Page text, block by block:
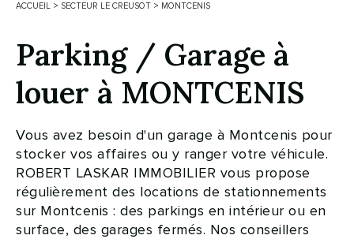
ACCUEIL > SECTEUR LE CREUSOT > MONTCENIS
Parking / Garage à
louer à MONTCENIS
Vous avez besoin d'un garage à Montcenis pour
stocker vos affaires ou y ranger votre véhicule.
ROBERT LASKAR IMMOBILIER vous propose
régulièrement des locations de stationnements
sur Montcenis : des parkings en intérieur ou en
surface, des garages fermés. Nos conseillers